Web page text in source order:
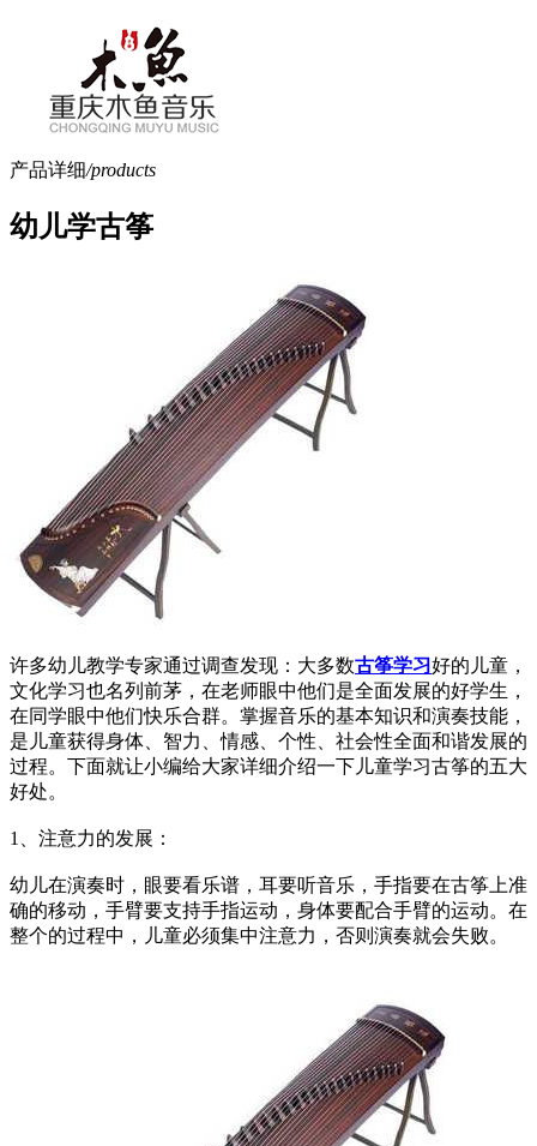
产品详细/products
幼儿学古筝
许多幼儿教学专家通过调查发现：大多数古筝学习好的儿童，
文化学习也名列前茅，在老师眼中他们是全面发展的好学生，
在同学眼中他们快乐合群。掌握音乐的基本知识和演奏技能，
是儿童获得身体、智力、情感、个性、社会性全面和谐发展的
过程。下面就让小编给大家详细介绍一下儿童学习古筝的五大
好处。
1、注意力的发展：
幼儿在演奏时，眼要看乐谱，耳要听音乐，手指要在古筝上准
确的移动，手臂要支持手指运动，身体要配合手臂的运动。在
整个的过程中，儿童必须集中注意力，否则演奏就会失败。